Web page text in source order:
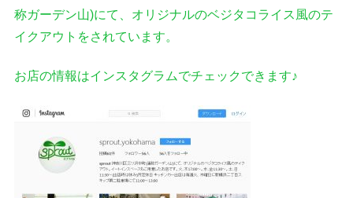
称ガーデン山)にて、オリジナルのベジタコライス風のテ
イクアウトをされています。
お店の情報はインスタグラムでチェックできます♪